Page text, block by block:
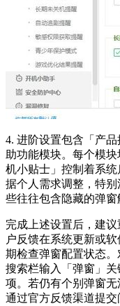
4. 进阶设置包含「产
助功能模块。每个模
机小贴士」控制着系
据个人需求调整，特
些往往包含隐藏的弹窗
完成上述设置后，建
户反馈在系统更新或
期检查弹窗配置状态
搜索栏输入「弹窗」
项。若仍有个别弹窗
通过官方反馈渠道提交